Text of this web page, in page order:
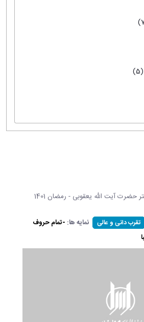
(5)
حضرت آیت الله یعقوبی - رمضان 1401
تقرب دانی و عالی نمایه ها: -تمام حروف